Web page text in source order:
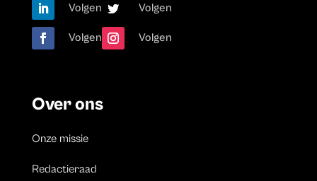
Volgen Volgen
Volgen Volgen
Over ons
Onze missie
Redactieraad